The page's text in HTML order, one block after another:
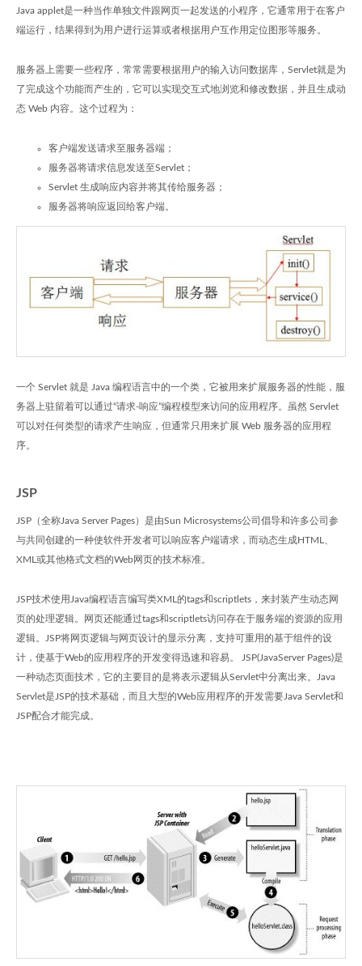
Java applet是一种当作单独文件跟网页一起发送的小程序，它通常用于在客户
端运行，结果得到为用户进行运算或者根据用户互作用定位图形等服务。
服务器上需要一些程序，常常需要根据用户的输入访问数据库，Servlet就是为
了完成这个功能而产生的，它可以实现交互式地浏览和修改数据，并且生成动
态 Web 内容。这个过程为：
客户端发送请求至服务器端；
服务器将请求信息发送至Servlet；
Servlet 生成响应内容并将其传给服务器；
服务器将响应返回给客户端。
一个 Servlet 就是 Java 编程语言中的一个类，它被用来扩展服务器的性能，服
务器上驻留着可以通过“请求-响应”编程模型来访问的应用程序。虽然 Servlet
可以对任何类型的请求产生响应，但通常只用来扩展 Web 服务器的应用程
序。
JSP
JSP（全称Java Server Pages）是由Sun Microsystems公司倡导和许多公司参
与共同创建的一种使软件开发者可以响应客户端请求，而动态生成HTML、
XML或其他格式文档的Web网页的技术标准。
JSP技术使用Java编程语言编写类XML的tags和scriptlets，来封装产生动态网
页的处理逻辑。网页还能通过tags和scriptlets访问存在于服务端的资源的应用
逻辑。JSP将网页逻辑与网页设计的显示分离，支持可重用的基于组件的设
计，使基于Web的应用程序的开发变得迅速和容易。 JSP(JavaServer Pages)是
一种动态页面技术，它的主要目的是将表示逻辑从Servlet中分离出来。Java
Servlet是JSP的技术基础，而且大型的Web应用程序的开发需要Java Servlet和
JSP配合才能完成。